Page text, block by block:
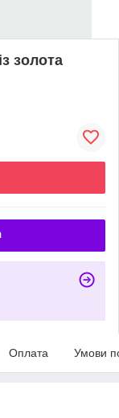
золота
Оплата Умови